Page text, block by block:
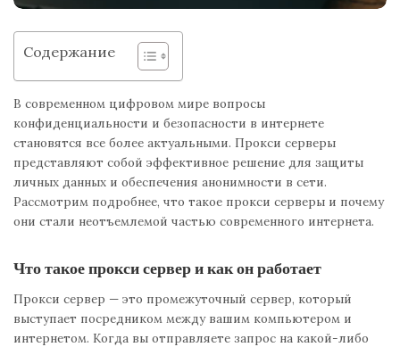
Содержание
В современном цифровом мире вопросы
конфиденциальности и безопасности в интернете
становятся все более актуальными. Прокси серверы
представляют собой эффективное решение для защиты
личных данных и обеспечения анонимности в сети.
Рассмотрим подробнее, что такое прокси серверы и почему
они стали неотъемлемой частью современного интернета.
Что такое прокси сервер и как он работает
Прокси сервер — это промежуточный сервер, который
выступает посредником между вашим компьютером и
интернетом. Когда вы отправляете запрос на какой-либо